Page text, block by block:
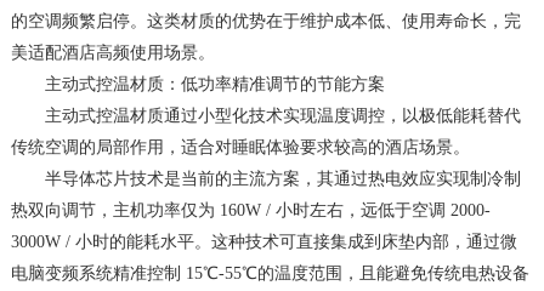
的空调频繁启停。这类材质的优势在于维护成本低、使用寿命长，完
美适配酒店高频使用场景。
主动式控温材质：低功率精准调节的节能方案
主动式控温材质通过小型化技术实现温度调控，以极低能耗替代
传统空调的局部作用，适合对睡眠体验要求较高的酒店场景。
半导体芯片技术是当前的主流方案，其通过热电效应实现制冷制
热双向调节，主机功率仅为 160W / 小时左右，远低于空调 2000-
3000W / 小时的能耗水平。这种技术可直接集成到床垫内部，通过微
电脑变频系统精准控制 15℃-55℃的温度范围，且能避免传统电热设备